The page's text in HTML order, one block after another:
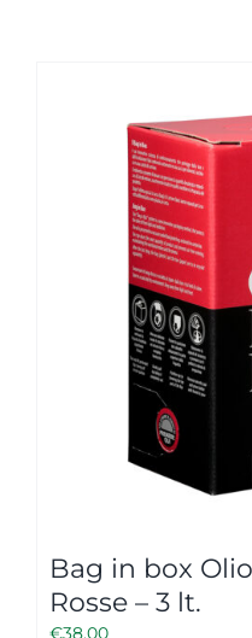
Bag in box
Rosse – 3 lt.
€38,00